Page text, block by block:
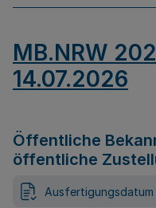
MB.NRW
14.07.2026
Öffentliche
öffentliche
Ausfertigungsdatum